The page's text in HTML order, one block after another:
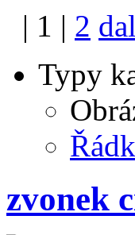
| 1 | 2
Typy
zvonek